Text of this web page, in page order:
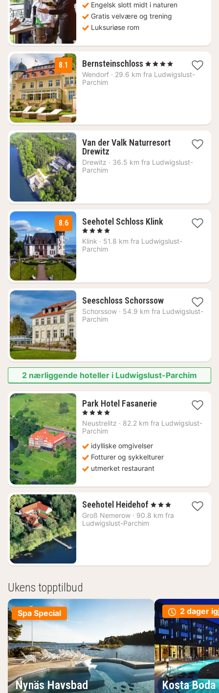
Engelsk slott midt i naturen
Gratis velvære og trening
Luksuriøse rom
8.1 Bernsteinschloss1
natt
, 4 Stjerner
Wendorf · 29.6 km fra Ludwigslust-
Parchim
Van der Valk Naturresort
Drewitz1
natt
Drewitz · 36.5 km fra Ludwigslust-
Parchim
8.6 Seehotel Schloss Klink1
fra
1309
, 4 Stjerner
Klink · 51.8 km fra Ludwigslust-
Parchim
Seeschloss Schorssow1
natt
Schorssow · 54.9 km fra Ludwigslust-
Parchim
2 nærliggende hoteller i Ludwigslust-Parchim
Park Hotel Fasanerie1
fra
, 4 Stjerner
Neustrelitz · 82.2 km fra Ludwigslust-
Parchim
idylliske omgivelser
Fotturer og sykkelturer
utmerket restaurant
Seehotel Heidehof 1
natt
, 3 Stjerner
Groß Nemerow · 90.8 km fra
Ludwigslust-Parchim
Ukens topptilbud
Spa Special
Nynäs Havsbad
2 dager
Kosta